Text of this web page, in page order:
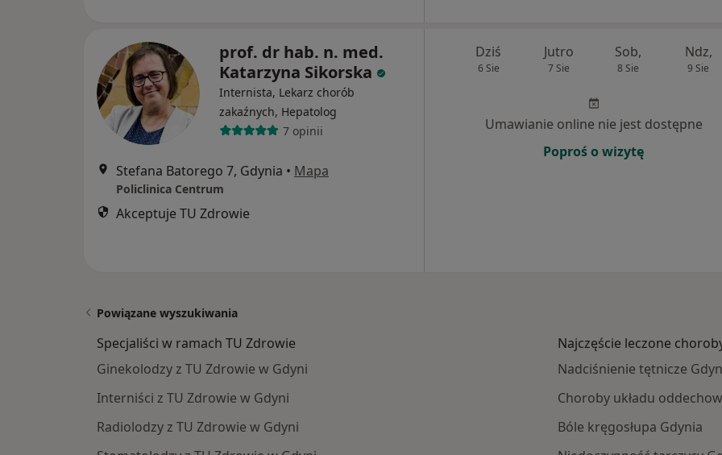
prof. dr hab. n. med.
Katarzyna Sikorska
Internista, Lekarz chorób
zakaźnych, Hepatolog
7 opinii
Stefana Batorego 7, Gdynia • Mapa
Policlinica Centrum
Akceptuje TU Zdrowie
Dziś
6 Sie
Jutro
7 Sie
Sob,
8 Sie
Ndz,
9 Sie
Umawianie online nie jest dostępne
Poproś o wizytę
Powiązane wyszukiwania
Specjaliści w ramach TU Zdrowie
Ginekolodzy z TU Zdrowie w Gdyni
Interniści z TU Zdrowie w Gdyni
Radiolodzy z TU Zdrowie w Gdyni
Najczęście leczone
Nadciśnienie tętnicze
Choroby układu
Bóle kręgosłupa Gdynia